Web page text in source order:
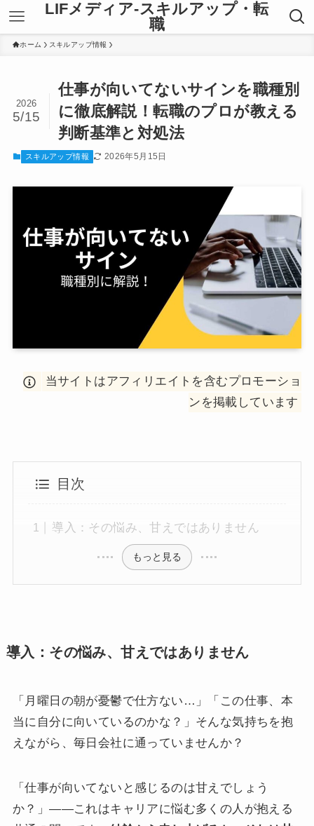
LIFメディア-スキルアップ・転
職
ホーム スキルアップ情報
仕事が向いてないサインを職種別
に徹底解説！転職のプロが教える
判断基準と対処法
2026
5/15
スキルアップ情報 2026年5月15日
当サイトはアフィリエイトを含むプロモーショ
ンを掲載しています
目次
導入：その悩み、甘えではありません
もっと見る
導入：その悩み、甘えではありません
「月曜日の朝が憂鬱で仕方ない…」「この仕事、本
当に自分に向いているのかな？」そんな気持ちを抱
えながら、毎日会社に通っていませんか？
「仕事が向いてないと感じるのは甘えでしょう
か？」——これはキャリアに悩む多くの人が抱える